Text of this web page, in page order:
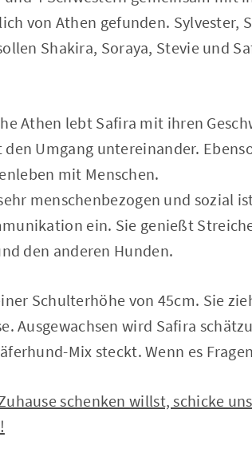
von Athen gefunden. Sylvester,
Shakira, Soraya, Stevie und
Athen lebt Safira mit ihren
Umgang untereinander.
mit Menschen.
menschenbezogen und sozial
ein. Sie genießt
den anderen Hunden.
Schulterhöhe von 45cm. Sie
Ausgewachsen wird Safira
Mix steckt. Wenn es
schenken willst, schicke